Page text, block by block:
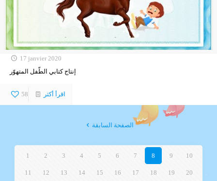
17 janvier 2020
إنتاج كتابي الطّفل المتهوّر
58 اقرأ أكثر
الصفحة السابقة
1 2 3 4 5 6 7 8 9 10
11 12 13 14 15 16 17 18 19 20